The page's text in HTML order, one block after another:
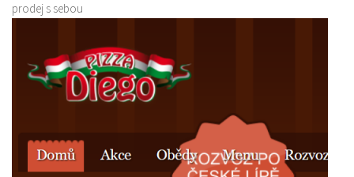
prodej s sebou